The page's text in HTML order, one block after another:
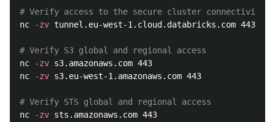
# Verify access to the secure cluster connectivity
nc
-zv tunnel.eu-west-1.cloud.databricks.com 443
# Verify S3 global and regional access
nc
-zv s3.amazonaws.com 443
nc
-zv s3.eu-west-1.amazonaws.com 443
# Verify STS global and regional access
nc
-zv sts.amazonaws.com 443